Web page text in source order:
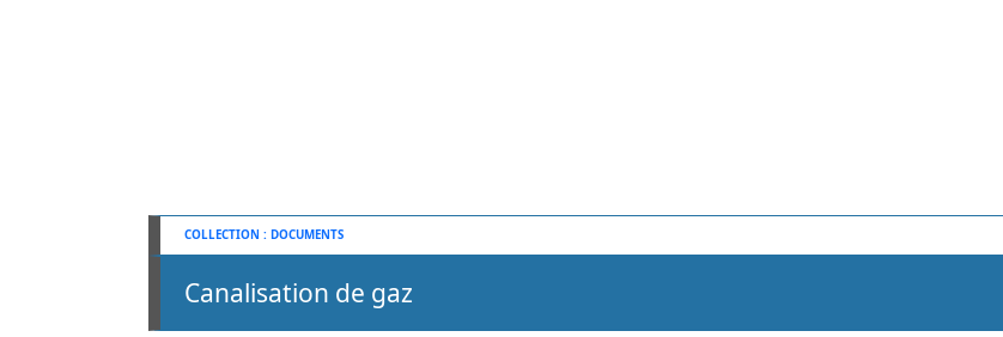
DOCUMENTS
Canalisation de gaz